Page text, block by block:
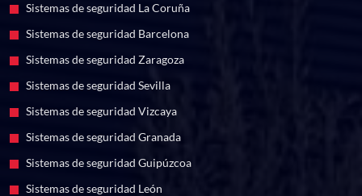
Sistemas de seguridad La Coruña
Sistemas de seguridad Barcelona
Sistemas de seguridad Zaragoza
Sistemas de seguridad Sevilla
Sistemas de seguridad Vizcaya
Sistemas de seguridad Granada
Sistemas de seguridad Guipúzcoa
Sistemas de seguridad León